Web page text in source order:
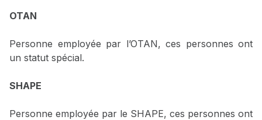
OTAN
Personne employée par l’OTAN, ces personnes ont
un statut spécial.
SHAPE
Personne employée par le SHAPE, ces personnes ont